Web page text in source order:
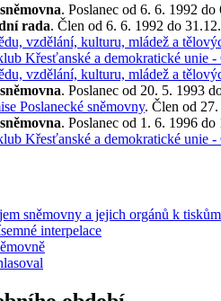
. Poslanec od 6. 6. 1992 do
rada. Člen od 6. 6. 1992 do
vzdělání, kulturu, mládež a
Křesťanské a demokratické unie
vzdělání, kulturu, mládež a
. Poslanec od 20. 5. 1993
Poslanecké sněmovny. Člen od
. Poslanec od 1. 6. 1996 do
Křesťanské a demokratické unie
sněmovny a jejich orgánů k tiskům
interpelace